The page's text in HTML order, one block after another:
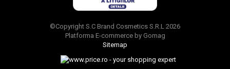
©Copyright S.C Brand Cosmetics S.R.L 2026
Platforma E-commerce by Gomag
Sitemap